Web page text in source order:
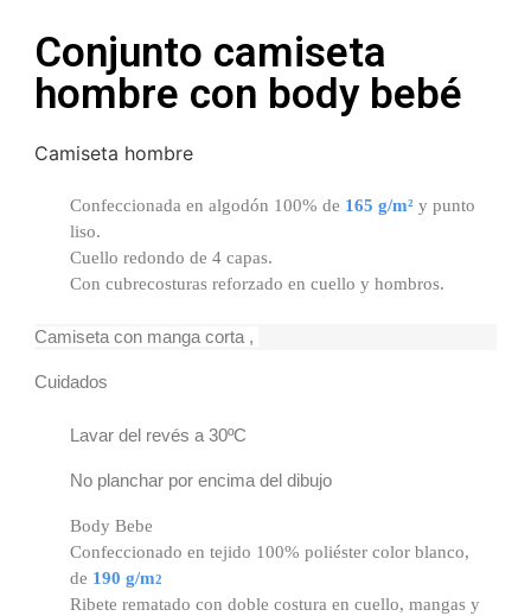
Conjunto camiseta
hombre con body bebé
Camiseta hombre
Confeccionada en algodón 100% de 165 g/m² y punto
liso.
Cuello redondo de 4 capas.
Con cubrecosturas reforzado en cuello y hombros.
Camiseta con manga corta ,
Cuidados
Lavar del revés a 30ºC
No planchar por encima del dibujo
Body Bebe
Confeccionado en tejido 100% poliéster color blanco,
de 190 g/m2
Ribete rematado con doble costura en cuello, mangas y